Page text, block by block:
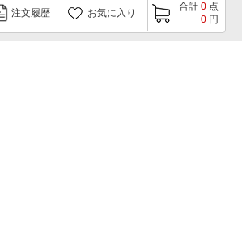
注文履歴 お気に入り
合計 0 点
0 円